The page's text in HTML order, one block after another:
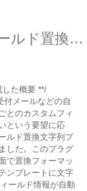
SOY Shopでカスタムフィールド置換文字列プラグインを作成しました
した概要 **/
付メールなどの自
とのカスタムフィ
という要望に応
ルド置換文字列プ
した。このプラグ
で置換フォーマッ
ンプレートに文字
ールド情報が自動